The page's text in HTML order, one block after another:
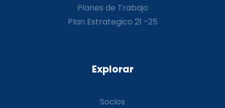
Planes de Trabajo
Plan Estrategico 21 -25
Explorar
Socios